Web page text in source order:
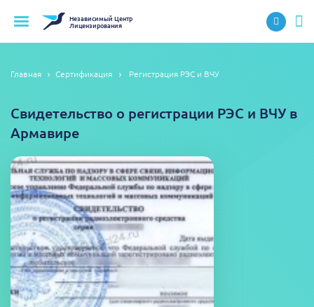
НезависимыйЦентр
Лицензирования
Главная Сертификация Регистрация РЭС и ВЧУ
Свидетельство о регистрации РЭС и ВЧУ в
Армавире